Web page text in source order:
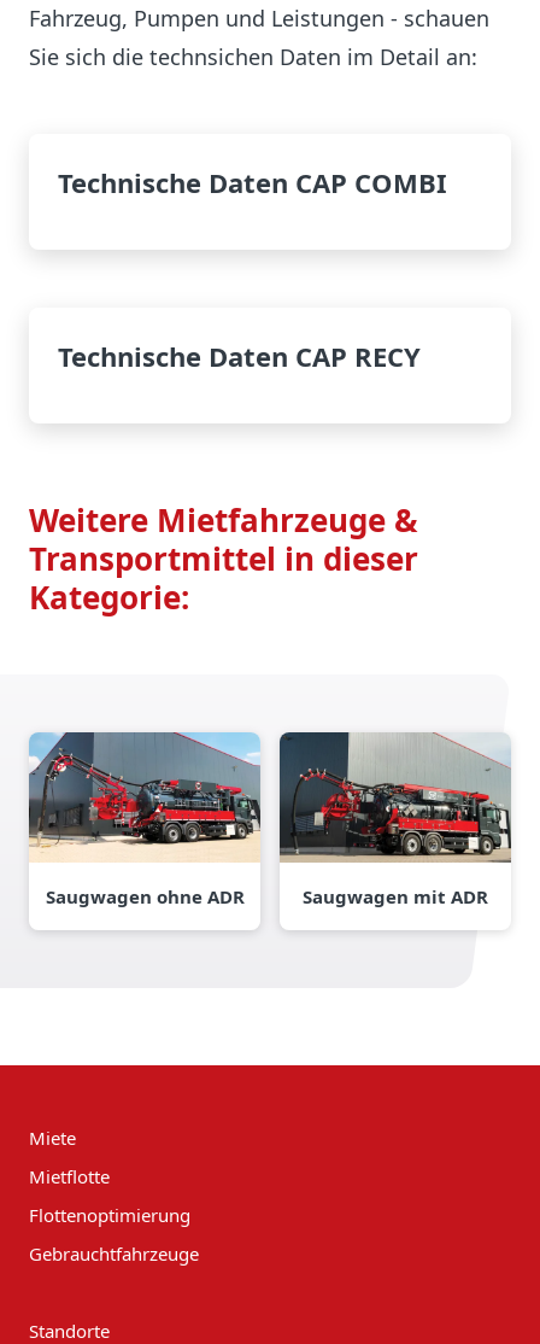
Fahrzeug, Pumpen und Leistungen - schauen
Sie sich die technsichen Daten im Detail an:
Technische Daten CAP COMBI
Technische Daten CAP RECY
Weitere Mietfahrzeuge &
Transportmittel in dieser
Kategorie:
Saugwagen ohne ADR Saugwagen mit ADR
Miete
Mietflotte
Flottenoptimierung
Gebrauchtfahrzeuge
Standorte